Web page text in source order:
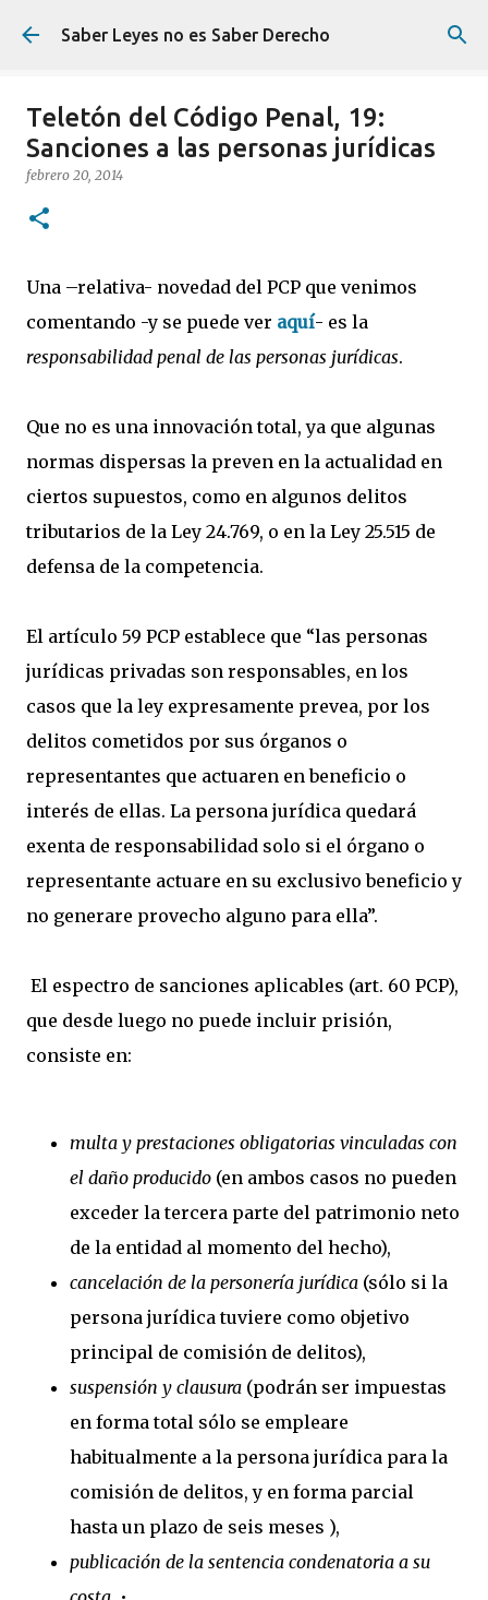
Ir al contenido principal
Saber Leyes no es Saber Derecho
Teletón del Código Penal, 19:
Sanciones a las personas jurídicas
febrero 20, 2014
Una –relativa- novedad del PCP que venimos
comentando -y se puede ver aquí- es la
responsabilidad penal de las personas jurídicas.
Que no es una innovación total, ya que algunas
normas dispersas la preven en la actualidad en
ciertos supuestos, como en algunos delitos
tributarios de la Ley 24.769, o en la Ley 25.515 de
defensa de la competencia.
El artículo 59 PCP establece que “las personas
jurídicas privadas son responsables, en los
casos que la ley expresamente prevea, por los
delitos cometidos por sus órganos o
representantes que actuaren en beneficio o
interés de ellas. La persona jurídica quedará
exenta de responsabilidad solo si el órgano o
representante actuare en su exclusivo beneficio y
no generare provecho alguno para ella”.
El espectro de sanciones aplicables (art. 60 PCP),
que desde luego no puede incluir prisión,
consiste en:
multa y prestaciones obligatorias vinculadas con
el daño producido (en ambos casos no pueden
exceder la tercera parte del patrimonio neto
de la entidad al momento del hecho),
cancelación de la personería jurídica (sólo si la
persona jurídica tuviere como objetivo
principal de comisión de delitos),
suspensión y clausura (podrán ser impuestas
en forma total sólo se empleare
habitualmente a la persona jurídica para la
comisión de delitos, y en forma parcial
hasta un plazo de seis meses ),
publicación de la sentencia condenatoria a su